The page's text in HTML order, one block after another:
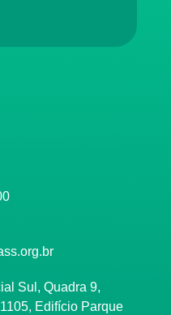
Sul, Quadra 9,
Edifício Parque